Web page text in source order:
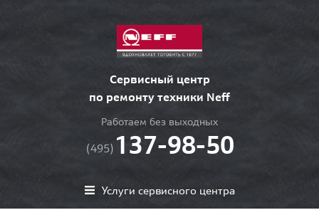
Сервисный центр
по ремонту техники Neff
Работаем без выходных
(495) 137-98-50
Услуги сервисного центра